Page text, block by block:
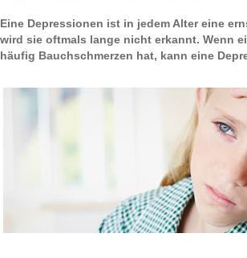
Eine Depressionen ist in jedem Alter eine
wird sie oftmals lange nicht erkannt. Wenn
häufig Bauchschmerzen hat, kann eine